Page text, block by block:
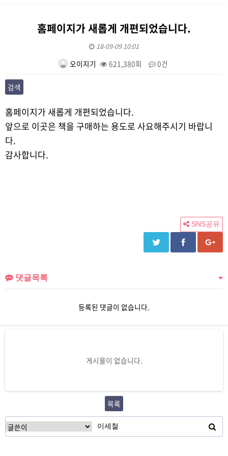
홈페이지가 새롭게 개편되었습니다.
18-09-09 10:01
오이지기 621,380회 0건
검색
홈페이지가 새롭게 개편되었습니다.
앞으로 이곳은 책을 구매하는 용도로 사요해주시기 바랍니
다.
감사합니다.
SNS공유
댓글목록
등록된 댓글이 없습니다.
게시물이 없습니다.
목록